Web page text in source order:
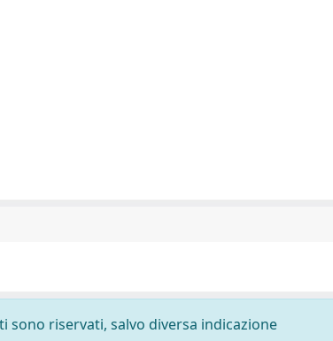
riservati, salvo diversa indicazione